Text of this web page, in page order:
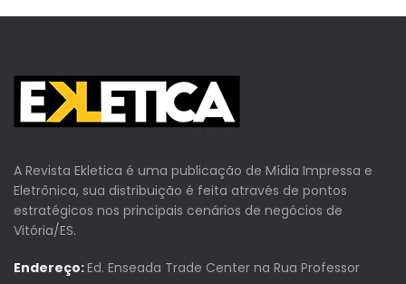
A Revista Ekletica é uma publicação de Mídia Impressa e
Eletrônica, sua distribuição é feita através de pontos
estratégicos nos principais cenários de negócios de
Vitória/ES.
Endereço:Ed. Enseada Trade Center na Rua Professor